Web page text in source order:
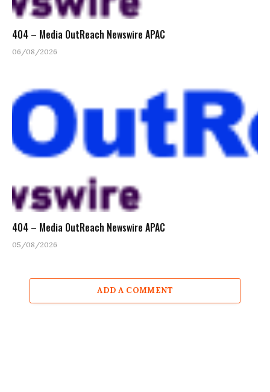
404 – Media OutReach Newswire APAC
06/08/2026
404 – Media OutReach Newswire APAC
05/08/2026
ADD A COMMENT